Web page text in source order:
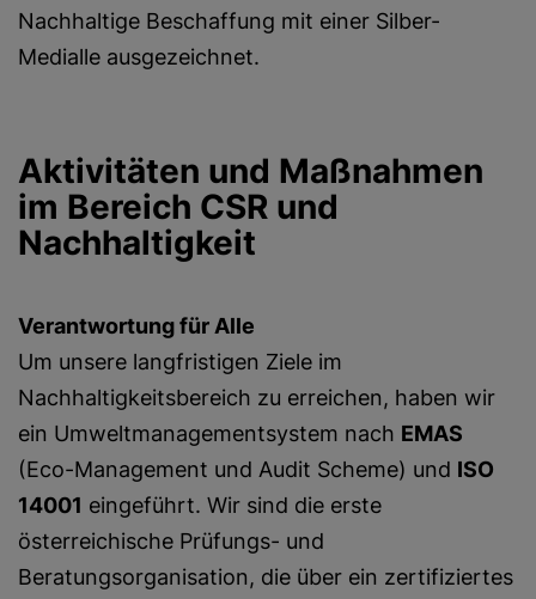
Nachhaltige Beschaffung mit einer Silber-
Medialle ausgezeichnet.
Aktivitäten und Maßnahmen
im Bereich CSR und
Nachhaltigkeit
Verantwortung für Alle
Um unsere langfristigen Ziele im
Nachhaltigkeitsbereich zu erreichen, haben wir
ein Umweltmanagementsystem nach EMAS
(Eco-Management und Audit Scheme) und ISO
14001 eingeführt. Wir sind die erste
österreichische Prüfungs- und
Beratungsorganisation, die über ein zertifiziertes